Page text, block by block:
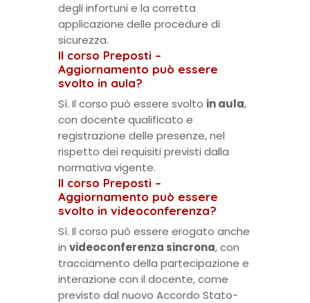
degli infortuni e la corretta
applicazione delle procedure di
sicurezza.
Il corso Preposti –
Aggiornamento può essere
svolto in aula?
Sì. Il corso può essere svolto in aula,
con docente qualificato e
registrazione delle presenze, nel
rispetto dei requisiti previsti dalla
normativa vigente.
Il corso Preposti –
Aggiornamento può essere
svolto in videoconferenza?
Sì. Il corso può essere erogato anche
in videoconferenza sincrona, con
tracciamento della partecipazione e
interazione con il docente, come
previsto dal nuovo Accordo Stato-